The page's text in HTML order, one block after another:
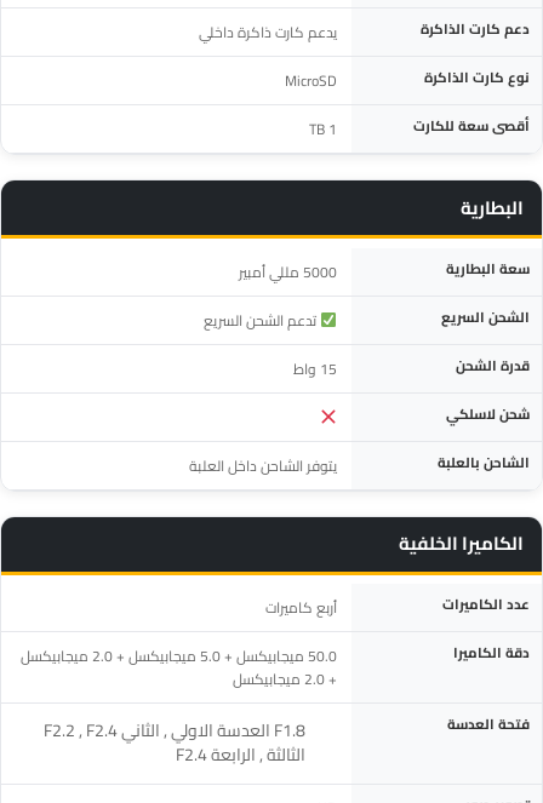
دعم كارت الذاكرة يدعم كارت ذاكرة داخلي
نوع كارت الذاكرة MicroSD
أقصى سعة للكارت 1 TB
البطارية
المواصفةالتفاصيلسعة البطارية 5000 مللي أمبير
الشحن السريع تدعم الشحن السريع
قدرة الشحن 15 واط
شحن لاسلكي
الشاحن بالعلبة
يتوفر الشاحن داخل العلبة
الكاميرا الخلفية
المواصفة التفاصيلعدد الكاميرات أربع كاميرات
دقة الكاميرا
50.0 ميجابيكسل + 5.0 ميجابيكسل + 2.0 ميجابيكسل
+ 2.0 ميجابيكسل
فتحة العدسة ‎F1.8 العدسة الاولي , الثاني F2.2 , F2.4
الثالثة , الرابعة F2.4‎